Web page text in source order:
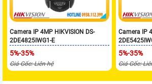
Camera IP 4MP HIKVISION DS-
2DE4825IWG1-E
5%-35%
Giá Gốc: Liên hệ
Camera IP
5%-35%
Giá Gốc: